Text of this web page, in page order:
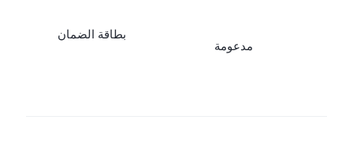
بطاقة الضمان
مدعومة